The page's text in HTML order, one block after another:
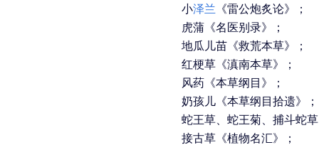
小泽兰 《雷公炮炙论》；
虎蒲《名医别录》；
地瓜儿苗《救荒本草》；
红梗草《滇南本草》；
风药《本草纲目》；
奶孩儿《本草纲目拾遗》；
蛇王草、蛇王菊、捕斗蛇
接古草《植物名汇》；